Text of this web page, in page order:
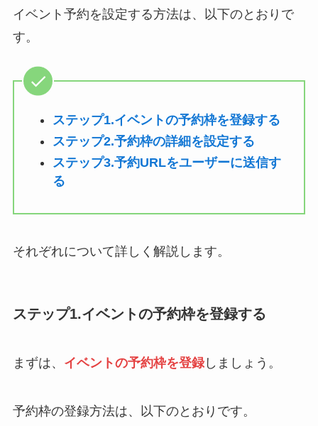
イベント予約を設定する方法は、以下のとおりで
す。
ステップ1.イベントの予約枠を登録する
ステップ2.予約枠の詳細を設定する
ステップ3.予約URLをユーザーに送信す
る
それぞれについて詳しく解説します。
ステップ1.イベントの予約枠を登録する
まずは、 イベントの予約枠を登録しましょう。
予約枠の登録方法は、以下のとおりです。